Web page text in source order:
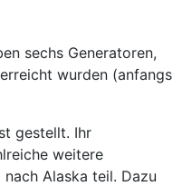
sechs Generatoren,
wurden (anfangs
gestellt. Ihr
weitere
Alaska teil. Dazu